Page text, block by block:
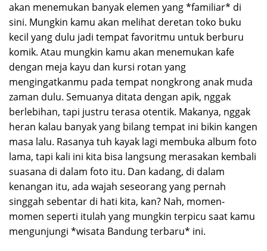
akan menemukan banyak elemen yang *familiar* di
sini. Mungkin kamu akan melihat deretan toko buku
kecil yang dulu jadi tempat favoritmu untuk berburu
komik. Atau mungkin kamu akan menemukan kafe
dengan meja kayu dan kursi rotan yang
mengingatkanmu pada tempat nongkrong anak muda
zaman dulu. Semuanya ditata dengan apik, nggak
berlebihan, tapi justru terasa otentik. Makanya, nggak
heran kalau banyak yang bilang tempat ini bikin kangen
masa lalu. Rasanya tuh kayak lagi membuka album foto
lama, tapi kali ini kita bisa langsung merasakan kembali
suasana di dalam foto itu. Dan kadang, di dalam
kenangan itu, ada wajah seseorang yang pernah
singgah sebentar di hati kita, kan? Nah, momen-
momen seperti itulah yang mungkin terpicu saat kamu
mengunjungi *wisata Bandung terbaru* ini.